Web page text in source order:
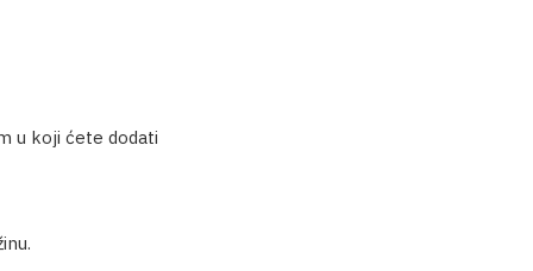
u koji ćete dodati